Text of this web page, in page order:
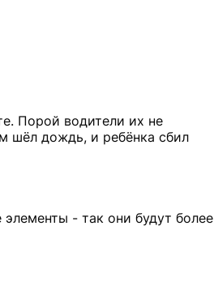
Порой водители их не
шёл дождь, и ребёнка сбил
- так они будут более